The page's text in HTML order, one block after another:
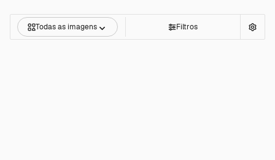
Todas as imagens Filtros